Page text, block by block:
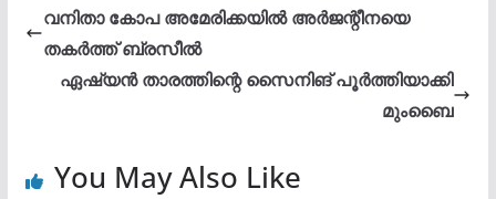
വനിതാ കോപ അമേരിക്കയിൽ അർജന്റീനയെ
തകർത്ത് ബ്രസീൽ
ഏഷ്യൻ താരത്തിന്റെ സൈനിങ് പൂർത്തിയാക്കി
മുംബൈ
You May Also Like